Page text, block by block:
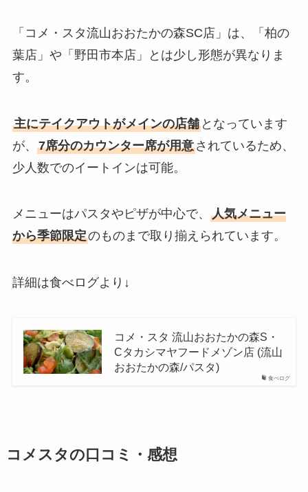
「コメ・スタ流山おおたかの森SC店」は、「柏の
葉店」や「野田市本店」とは少し形態が異なりま
す。
主にテイクアウトがメインの店舗となっています
が、 7席分のカウンター席が用意されているため、
少人数でのイートインは可能。
メニューはパスタやピザが中心で、 人気メニュー
から季節限定のものまで取り揃えられています。
詳細は食べログより↓
食べログ
コメ・スタ 流山おおたかの森S・
Cタカシマヤフードメゾン店 (流山
おおたかの森/パスタ)
コメスタの口コミ・感想